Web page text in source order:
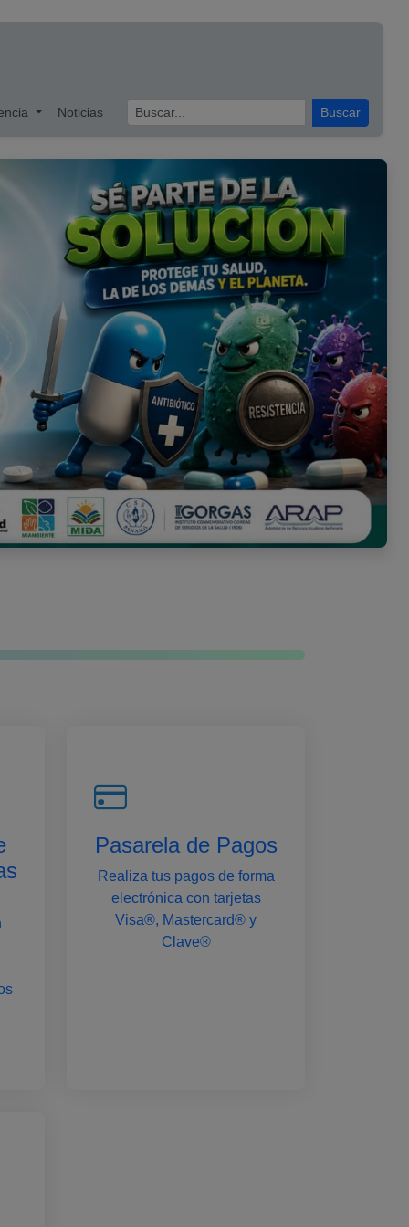
Noticias Buscar
Siguiente
Pasarela de Pagos
Realiza tus pagos de forma
electrónica con tarjetas
Visa®, Mastercard® y
Clave®